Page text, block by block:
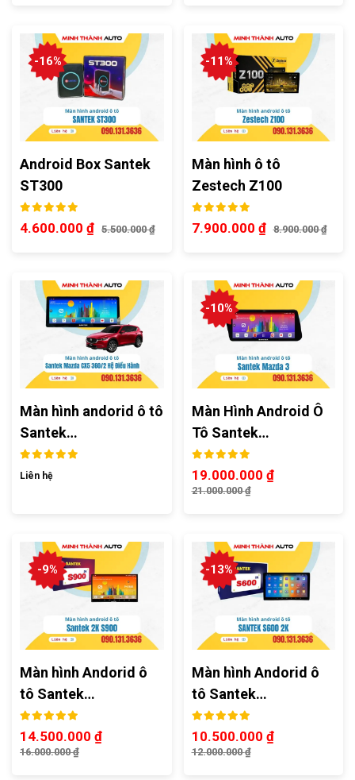
-16%
Android Box Santek
ST300
4.600.000 ₫ 5.500.000₫
-11%
Màn hình ô tô
Zestech Z100
7.900.000 ₫ 8.900.000₫
Màn hình andorid ô tô
Santek…
Liên hệ
-10%
Màn Hình Android Ô
Tô Santek…
19.000.000 ₫
21.000.000₫
-9%
Màn hình Andorid ô
tô Santek…
14.500.000 ₫
16.000.000₫
-13%
Màn hình Andorid ô
tô Santek…
10.500.000 ₫
12.000.000₫